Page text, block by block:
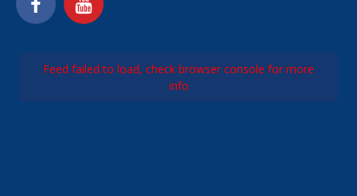
Feed failed to load, check browser console for more
info